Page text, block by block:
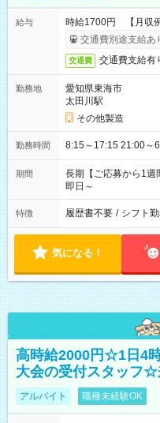
給与
時給1700円 【月収
交通費別途支給あ
交通費 交通費支給有
勤務地
愛知県東海市
太田川駅
その他製造
勤務時間
期間
長期【ご応募から1週
即日～
特徴 履歴書不要 / シフト
気になる！
高時給2000円☆1日4
大会の受付スタッフ
アルバイト 職種未経験OK